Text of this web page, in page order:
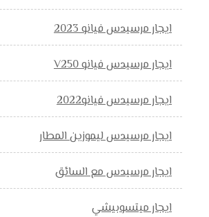
ايجار مرسيدس فيانو 2023
ايجار مرسيدس فيانو V250
ايجار مرسيدس فيانو2022
ايجار مرسيدس ليموزين المطار
ايجار مرسيدس مع السائق
ايجار ميتسوبيشي